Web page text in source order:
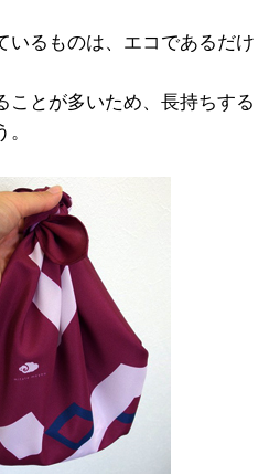
いるものは、エコであるだけ
ことが多いため、長持ちする